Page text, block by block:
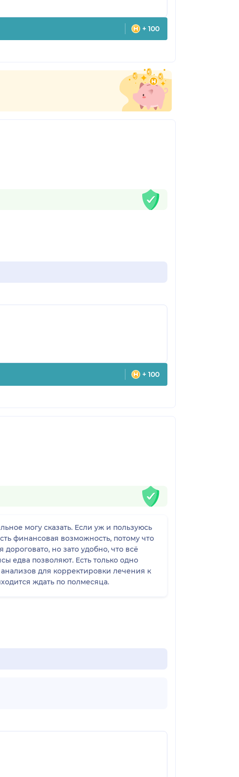
+ 100
+ 100
могу сказать. Если уж и пользуюсь
финансовая возможность, потому что
но зато удобно, что всё
едва позволяют. Есть только одно
для корректировки лечения к
ждать по полмесяца.